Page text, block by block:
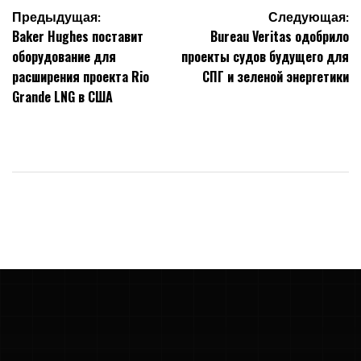
Навигация
по
записям
Предыдущая:
Baker Hughes поставит
оборудование для
расширения проекта Rio
Grande LNG в США
Следующая:
Bureau Veritas одобрило
проекты судов будущего для
СПГ и зеленой энергетики